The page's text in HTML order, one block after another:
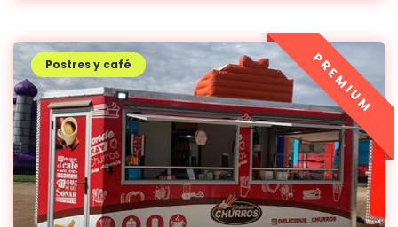
Postres y café PREMIUM